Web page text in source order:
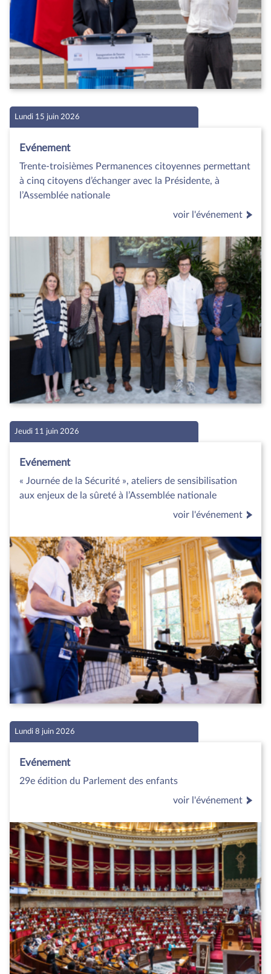
Lundi 15 juin 2026
Evénement
Trente-troisièmes Permanences citoyennes permettant
à cinq citoyens d’échanger avec la Présidente, à
l’Assemblée nationale
voir l'événement
Jeudi 11 juin 2026
Evénement
« Journée de la Sécurité », ateliers de sensibilisation
aux enjeux de la sûreté à l’Assemblée nationale
voir l'événement
Lundi 8 juin 2026
Evénement
29e édition du Parlement des enfants
voir l'événement